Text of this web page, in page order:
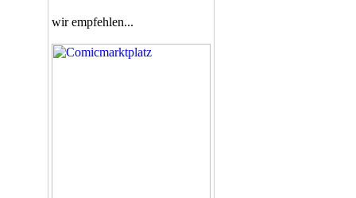
wir empfehlen...